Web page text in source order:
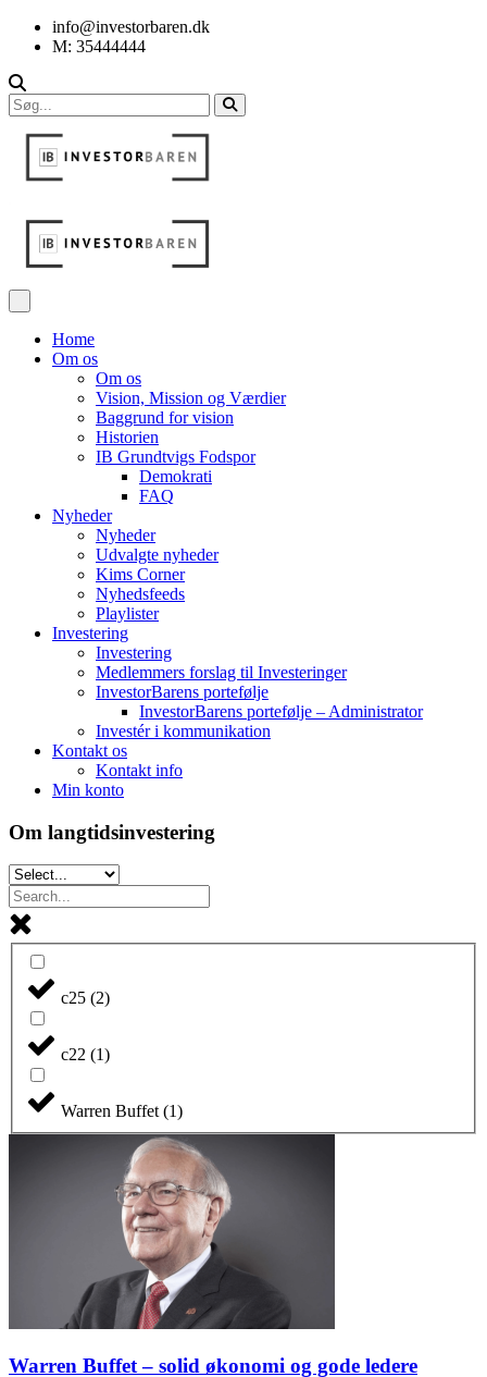
info@investorbaren.dk
M: 35444444
Home
Om os
Om os
Vision, Mission og Værdier
Baggrund for vision
Historien
IB Grundtvigs Fodspor
Demokrati
FAQ
Nyheder
Nyheder
Udvalgte nyheder
Kims Corner
Nyhedsfeeds
Playlister
Investering
Investering
Medlemmers forslag til Investeringer
InvestorBarens portefølje
InvestorBarens portefølje – Administrator
Investér i kommunikation
Kontakt os
Kontakt info
Min konto
Om langtidsinvestering
c25 (2)
c22 (1)
Warren Buffet (1)
Warren Buffet – solid økonomi og gode ledere